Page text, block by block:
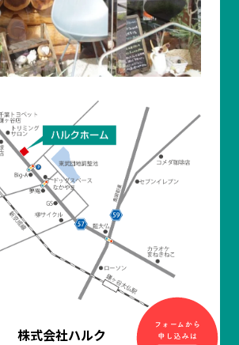
株式会社ハルク